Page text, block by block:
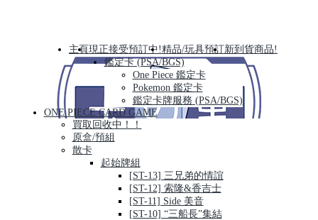
主頁現正接受預訂中!精品/玩具預訂新到貨商品!
鑑定卡 (PSA/BGS)
One Piece 鑑定卡
Pokemon 鑑定卡
鑑定卡牌服務 (PSA/BGS)
ONE PIECE CARD GAME
買取回收中！！
原盒/預組
散卡
起始牌組
[ST-13] 三兄弟的情誼
[ST-12] 索隆&香吉士
[ST-11] Side 美音
[ST-10] “三船長”集結